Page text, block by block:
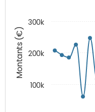
Montants (€)
100k
200k
300k